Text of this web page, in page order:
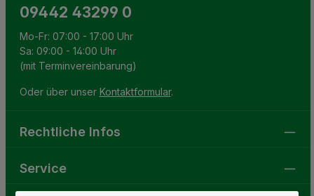
09442 43299 0
Mo-Fr: 07:00 - 17:00 Uhr
Sa: 09:00 - 14:00 Uhr
(mit Terminvereinbarung)
Oder über unser Kontaktformular.
Rechtliche Infos
Service